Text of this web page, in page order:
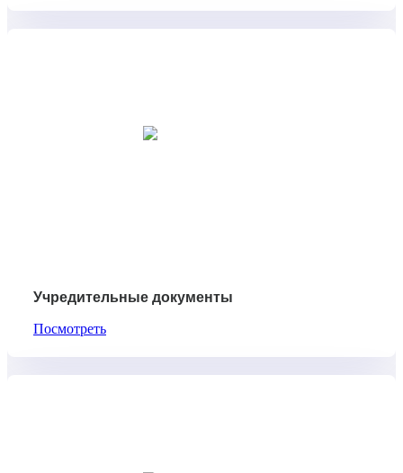
Учредительные документы
Посмотреть